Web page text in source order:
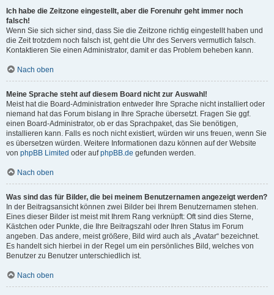
Ich habe die Zeitzone eingestellt, aber die Forenuhr geht immer noch
falsch!
Wenn Sie sich sicher sind, dass Sie die Zeitzone richtig eingestellt haben und
die Zeit trotzdem noch falsch ist, geht die Uhr des Servers vermutlich falsch.
Kontaktieren Sie einen Administrator, damit er das Problem beheben kann.
Nach oben
Meine Sprache steht auf diesem Board nicht zur Auswahl!
Meist hat die Board-Administration entweder Ihre Sprache nicht installiert oder
niemand hat das Forum bislang in Ihre Sprache übersetzt. Fragen Sie ggf.
einen Board-Administrator, ob er das Sprachpaket, das Sie benötigen,
installieren kann. Falls es noch nicht existiert, würden wir uns freuen, wenn Sie
es übersetzen würden. Weitere Informationen dazu können auf der Website
von phpBB Limited oder aufphpBB.de gefunden werden.
Nach oben
Was sind das für Bilder, die bei meinem Benutzernamen angezeigt werden?
In der Beitragsansicht können zwei Bilder bei Ihrem Benutzernamen stehen.
Eines dieser Bilder ist meist mit Ihrem Rang verknüpft: Oft sind dies Sterne,
Kästchen oder Punkte, die Ihre Beitragszahl oder Ihren Status im Forum
angeben. Das andere, meist größere, Bild wird auch als „Avatar“ bezeichnet.
Es handelt sich hierbei in der Regel um ein persönliches Bild, welches von
Benutzer zu Benutzer unterschiedlich ist.
Nach oben